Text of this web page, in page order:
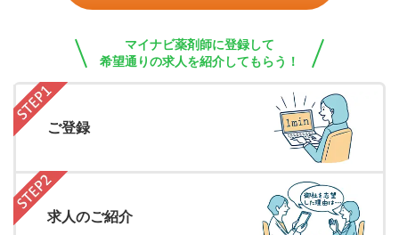
マイナビ薬剤師に登録して
希望通りの求人を紹介してもらう！
ご登録
求人のご紹介